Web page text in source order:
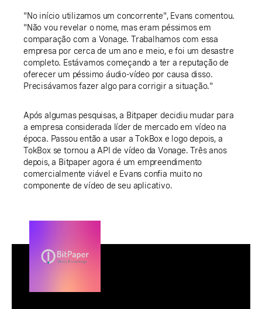
"No início utilizamos um concorrente", Evans comentou.
"Não vou revelar o nome, mas eram péssimos em
comparação com a Vonage. Trabalhamos com essa
empresa por cerca de um ano e meio, e foi um desastre
completo. Estávamos começando a ter a reputação de
oferecer um péssimo áudio-vídeo por causa disso.
Precisávamos fazer algo para corrigir a situação."
Após algumas pesquisas, a Bitpaper decidiu mudar para
a empresa considerada líder de mercado em vídeo na
época. Passou então a usar a TokBox e logo depois, a
TokBox se tornou a API de vídeo da Vonage. Três anos
depois, a Bitpaper agora é um empreendimento
comercialmente viável e Evans confia muito no
componente de vídeo de seu aplicativo.